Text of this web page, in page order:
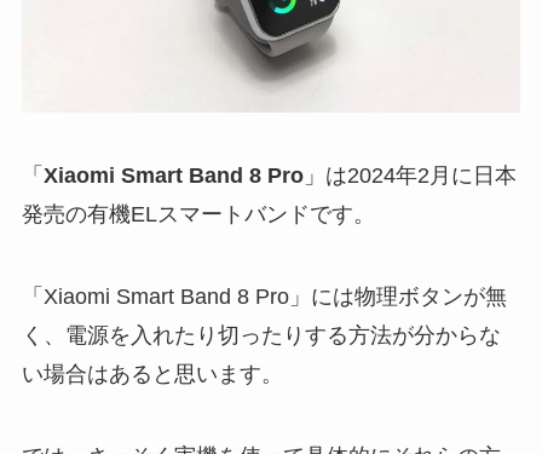
「 Xiaomi Smart Band 8 Pro」は2024年2月に日本
発売の有機ELスマートバンドです。
「Xiaomi Smart Band 8 Pro」には物理ボタンが無
く、電源を入れたり切ったりする方法が分からな
い場合はあると思います。